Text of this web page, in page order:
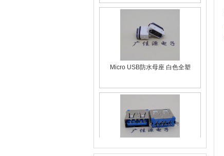
Micro USB防水母座 白色全塑
usb2.0A母 接口定义尺寸 1